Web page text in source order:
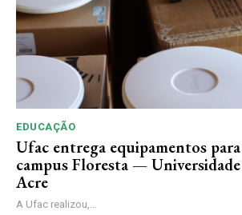
EDUCAÇÃO
Ufac entrega equipamentos
campus Floresta —
Acre
A Ufac realizou,...